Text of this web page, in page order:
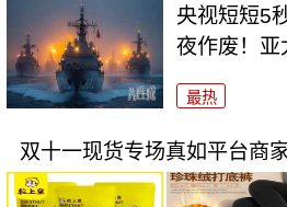
央视短短5
夜作废！亚
最热
双十一现货专场真如平台商